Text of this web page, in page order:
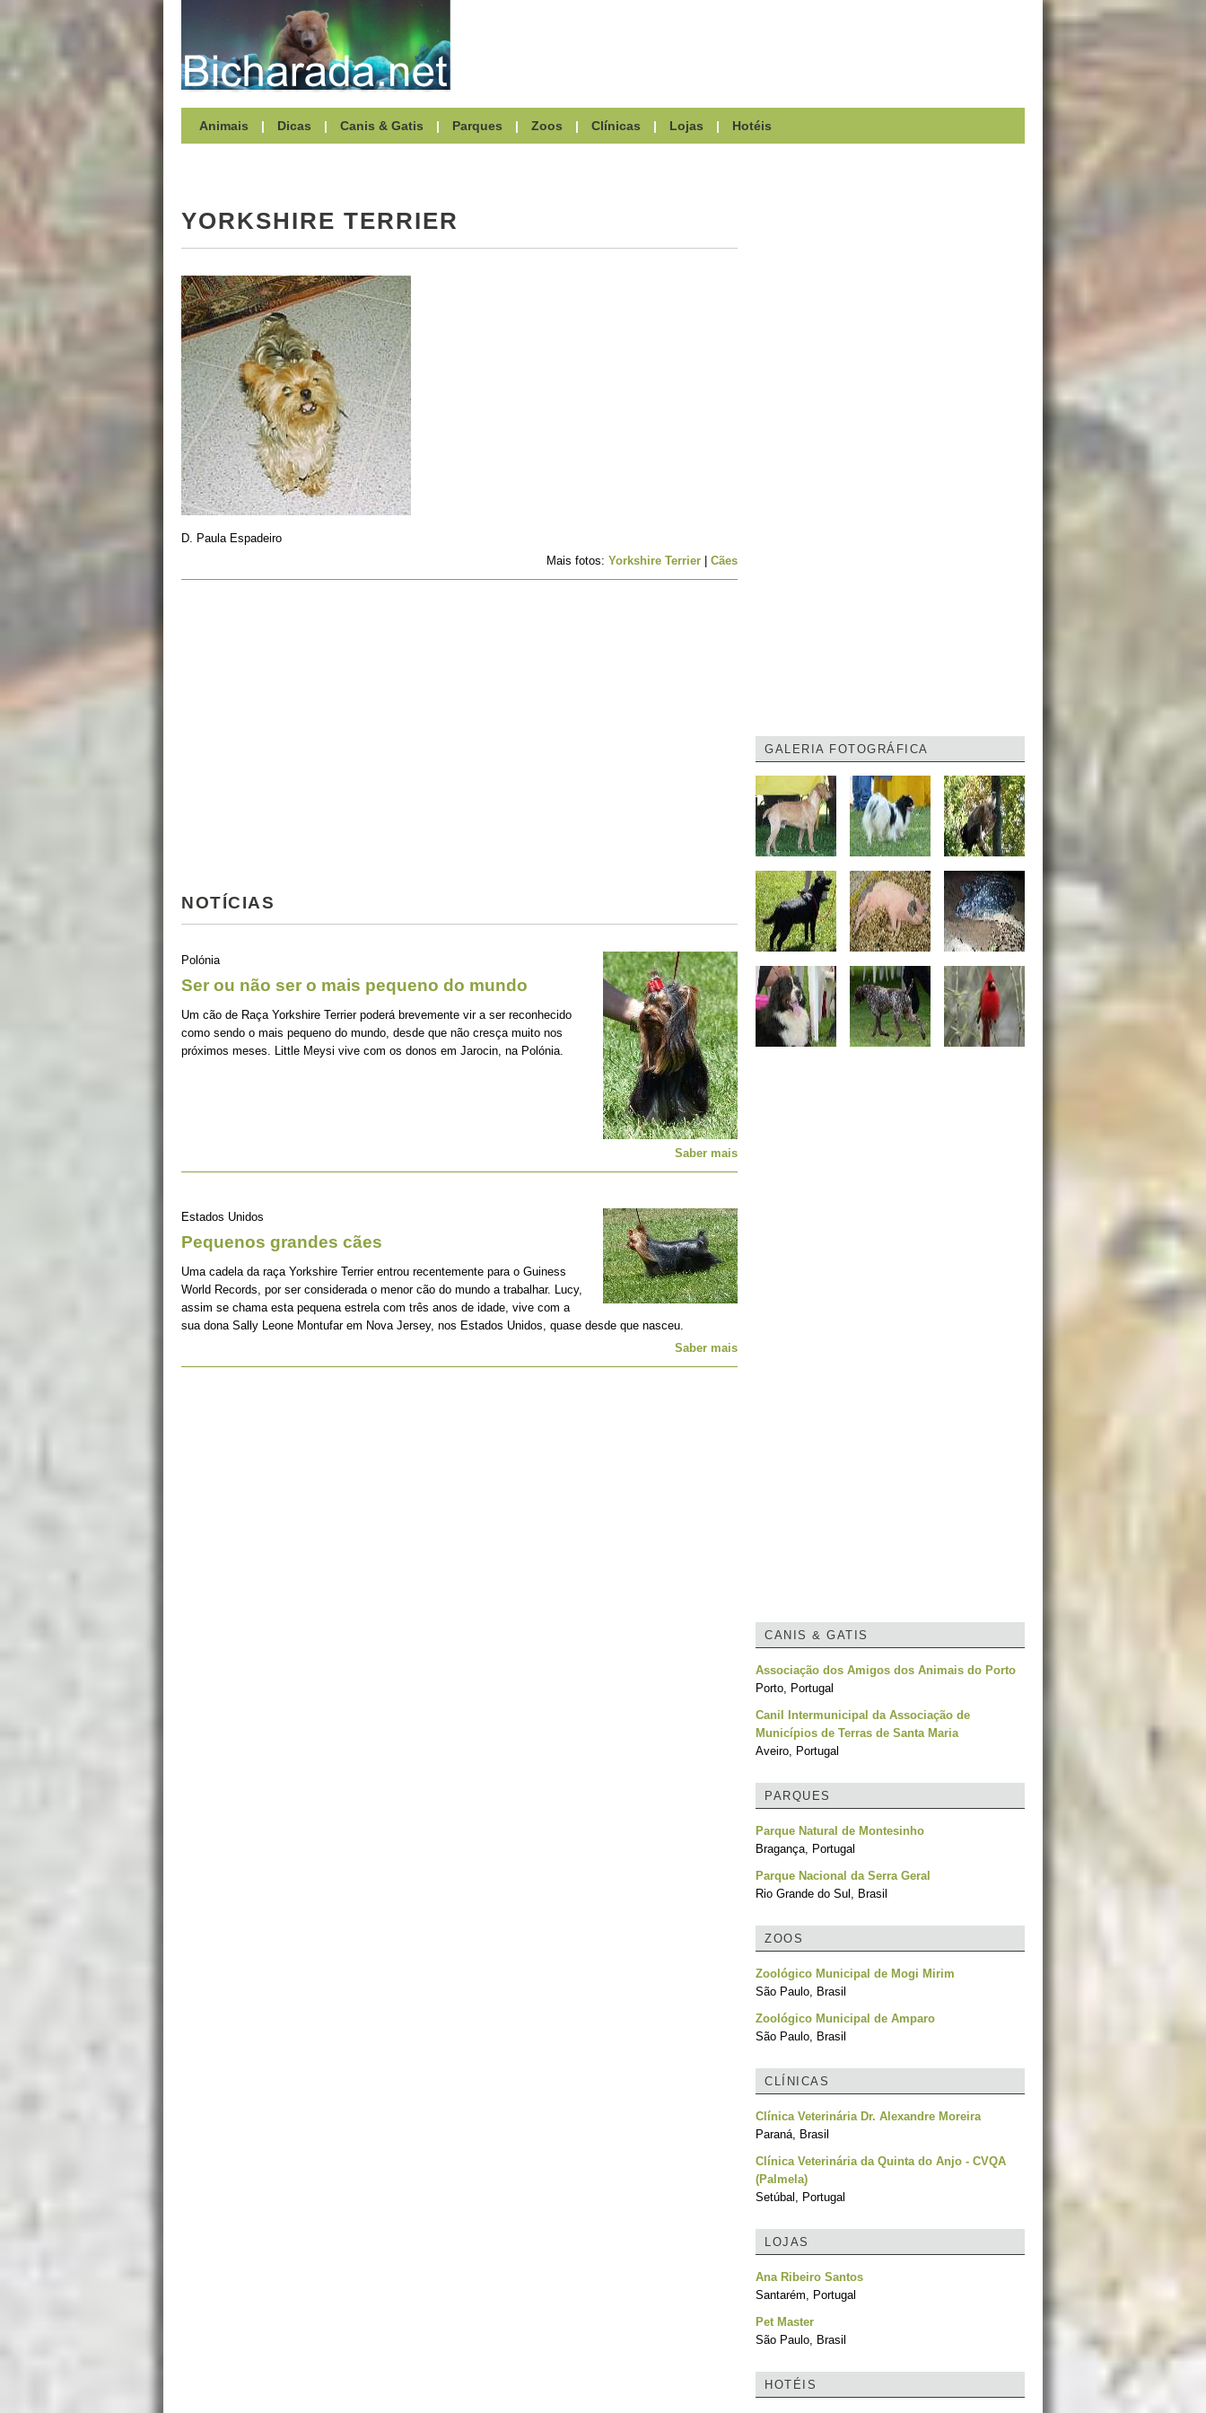
Animais | Dicas | Canis & Gatis | Parques | Zoos | Clínicas | Lojas | Hotéis
YORKSHIRE TERRIER
D. Paula Espadeiro
Mais fotos: Yorkshire Terrier Cães
NOTÍCIAS
Polónia
Ser ou não ser o mais pequeno do mundo
Um cão de Raça Yorkshire Terrier poderá brevemente vir a ser reconhecido
como sendo o mais pequeno do mundo, desde que não cresça muito nos
próximos meses. Little Meysi vive com os donos em Jarocin, na Polónia.
Saber mais
Estados Unidos
Pequenos grandes cães
Uma cadela da raça Yorkshire Terrier entrou recentemente para o Guiness
World Records, por ser considerada o menor cão do mundo a trabalhar. Lucy,
assim se chama esta pequena estrela com três anos de idade, vive com a
sua dona Sally Leone Montufar em Nova Jersey, nos Estados Unidos, quase desde que nasceu.
Saber mais
GALERIA FOTOGRÁFICA
CANIS & GATIS
Associação dos Amigos dos Animais do Porto
Porto, Portugal
Canil Intermunicipal da Associação de
Municípios de Terras de Santa Maria
Aveiro, Portugal
PARQUES
Parque Natural de Montesinho
Bragança, Portugal
Parque Nacional da Serra Geral
Rio Grande do Sul, Brasil
ZOOS
Zoológico Municipal de Mogi Mirim
São Paulo, Brasil
Zoológico Municipal de Amparo
São Paulo, Brasil
CLÍNICAS
Clínica Veterinária Dr. Alexandre Moreira
Paraná, Brasil
Clínica Veterinária da Quinta do Anjo - CVQA
(Palmela)
Setúbal, Portugal
LOJAS
Ana Ribeiro Santos
Santarém, Portugal
Pet Master
São Paulo, Brasil
HOTÉIS